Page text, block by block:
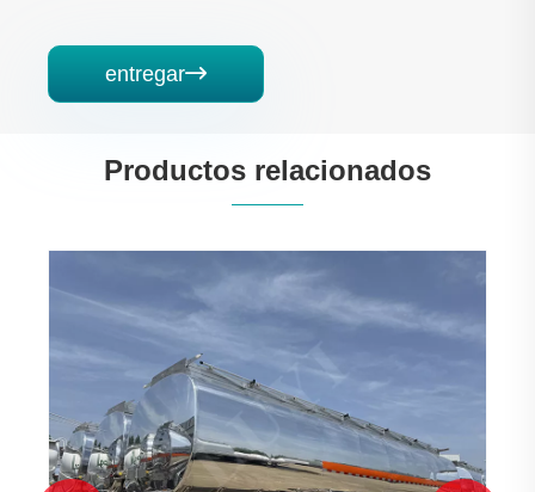
entregar
Productos relacionados